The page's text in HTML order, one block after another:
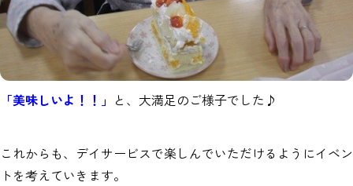
「美味しいよ！！」 と、大満足のご様子でした♪
これからも、デイサービスで楽しんでいただけるようにイベン
トを考えていきます。